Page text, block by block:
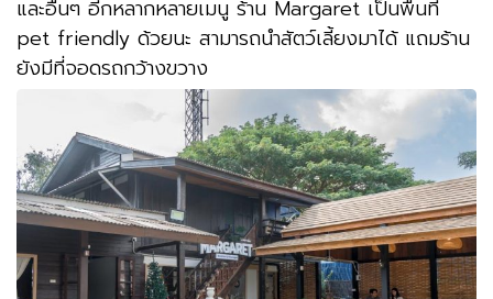
และอื่นๆ อีกหลากหลายเมนู ร้าน Margaret เป็นพื้นที่
pet friendly ด้วยนะ สามารถนำสัตว์เลี้ยงมาได้ แถมร้าน
ยังมีที่จอดรถกว้างขวาง